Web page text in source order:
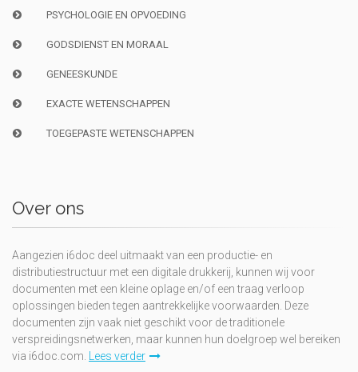
PSYCHOLOGIE EN OPVOEDING
GODSDIENST EN MORAAL
GENEESKUNDE
EXACTE WETENSCHAPPEN
TOEGEPASTE WETENSCHAPPEN
Over ons
Aangezien i6doc deel uitmaakt van een productie- en
distributiestructuur met een digitale drukkerij, kunnen wij voor
documenten met een kleine oplage en/of een traag verloop
oplossingen bieden tegen aantrekkelijke voorwaarden. Deze
documenten zijn vaak niet geschikt voor de traditionele
verspreidingsnetwerken, maar kunnen hun doelgroep wel bereiken
via i6doc.com. Lees verder